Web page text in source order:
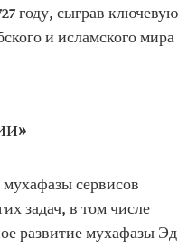
году, сыграв ключевую
и исламского мира
сервисов
задач, в том числе
развитие мухафазы